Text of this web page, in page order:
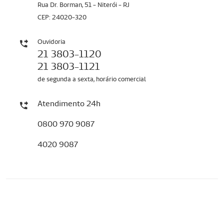
Rua Dr. Borman, 51 - Niterói - RJ
CEP: 24020-320
Ouvidoria
21 3803-1120
21 3803-1121
de segunda a sexta, horário comercial
Atendimento 24h
0800 970 9087
4020 9087